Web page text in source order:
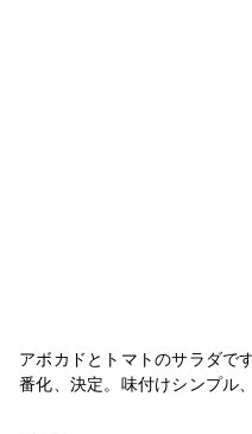
アボカドとトマトのサラダで
番化、決定。味付けシンプル